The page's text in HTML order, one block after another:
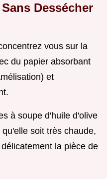
Dessécher
vous sur la
du papier absorbant
et
à soupe d'huile d'olive
soit très chaude,
la pièce de